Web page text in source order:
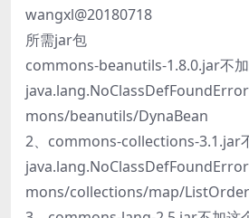
wangxl@20180718
所需jar包
commons-beanutils-1.8.0.jar不
mons/beanutils/DynaBean
2、commons-collections-3.1.jar
mons/collections/map/